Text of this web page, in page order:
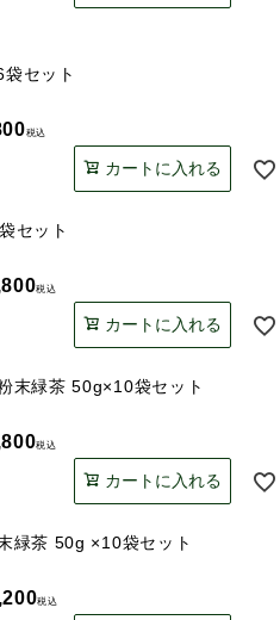
セット
税込
カートに入れる
セット
税込
カートに入れる
末緑茶 50g×10袋セット
税込
カートに入れる
緑茶 50g ×10袋セット
税込